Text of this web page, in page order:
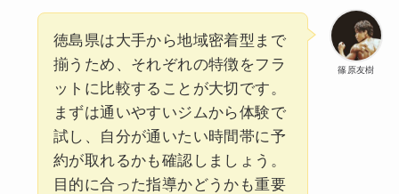
篠原友樹
徳島県は大手から地域密着型まで
揃うため、それぞれの特徴をフラ
ットに比較することが大切です。
まずは通いやすいジムから体験で
試し、自分が通いたい時間帯に予
約が取れるかも確認しましょう。
目的に合った指導かどうかも重要